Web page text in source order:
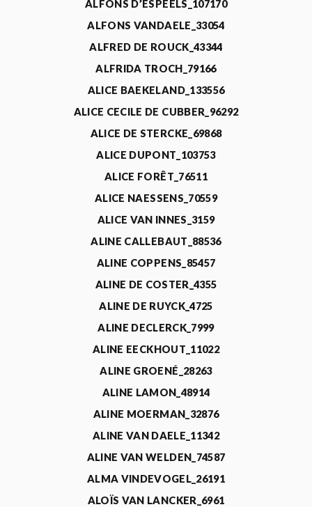
ALFONS D’ESPEELS_107170
ALFONS VANDAELE_33054
ALFRED DE ROUCK_43344
ALFRIDA TROCH_79166
ALICE BAEKELAND_133556
ALICE CECILE DE CUBBER_96292
ALICE DE STERCKE_69868
ALICE DUPONT_103753
ALICE FORÊT_76511
ALICE NAESSENS_70559
ALICE VAN INNES_3159
ALINE CALLEBAUT_88536
ALINE COPPENS_85457
ALINE DE COSTER_4355
ALINE DE RUYCK_4725
ALINE DECLERCK_7999
ALINE EECKHOUT_11022
ALINE GROENÉ_28263
ALINE LAMON_48914
ALINE MOERMAN_32876
ALINE VAN DAELE_11342
ALINE VAN WELDEN_74587
ALMA VINDEVOGEL_26191
ALOÏS VAN LANCKER_6961